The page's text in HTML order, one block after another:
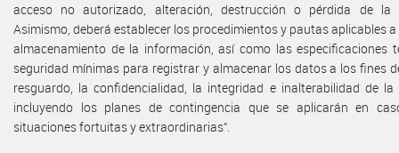
acceso no autorizado, alteración, destrucción o pérdida de la
Asimismo, deberá establecer los procedimientos y pautas aplicables
almacenamiento de la información, así como las especificaciones
seguridad mínimas para registrar y almacenar los datos a los fines
resguardo, la confidencialidad, la integridad e inalterabilidad de la
incluyendo los planes de contingencia que se aplicarán en
situaciones fortuitas y extraordinarias”.